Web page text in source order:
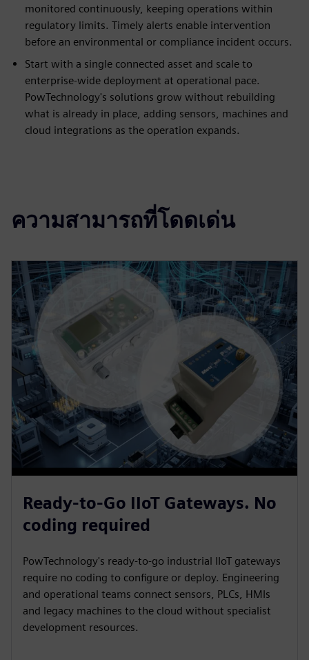
monitored continuously, keeping operations within
regulatory limits. Timely alerts enable intervention
before an environmental or compliance incident occurs.
Start with a single connected asset and scale to
enterprise-wide deployment at operational pace.
PowTechnology's solutions grow without rebuilding
what is already in place, adding sensors, machines and
cloud integrations as the operation expands.
ความสามารถที่โดดเด่น
Ready-to-Go IIoT Gateways. No
coding required
PowTechnology's ready-to-go industrial IIoT gateways
require no coding to configure or deploy. Engineering
and operational teams connect sensors, PLCs, HMIs
and legacy machines to the cloud without specialist
development resources.